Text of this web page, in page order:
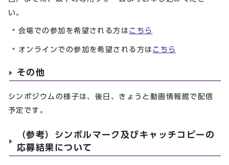
い。
会場での参加を希望される方は こちら
オンラインでの参加を希望される方は こちら
その他
シンポジウムの様子は、後日、きょうと動画情報館で配信
予定です。
（参考）シンボルマーク及びキャッチコピーの
応募結果について